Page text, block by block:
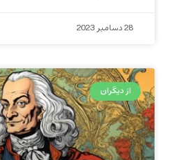
28 دسامبر 2023
از دیگران